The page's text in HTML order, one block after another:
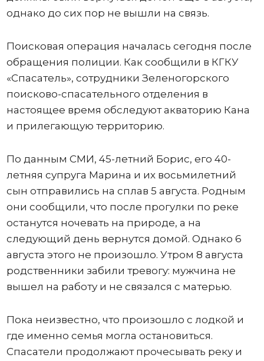
однако до сих пор не вышли на связь.
Поисковая операция началась сегодня после
обращения полиции. Как сообщили в КГКУ
«Спасатель», сотрудники Зеленогорского
поисково-спасательного отделения в
настоящее время обследуют акваторию Кана
и прилегающую территорию.
По данным СМИ, 45-летний Борис, его 40-
летняя супруга Марина и их восьмилетний
сын отправились на сплав 5 августа. Родным
они сообщили, что после прогулки по реке
останутся ночевать на природе, а на
следующий день вернутся домой. Однако 6
августа этого не произошло. Утром 8 августа
родственники забили тревогу: мужчина не
вышел на работу и не связался с матерью.
Пока неизвестно, что произошло с лодкой и
где именно семья могла остановиться.
Спасатели продолжают прочесывать реку и